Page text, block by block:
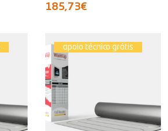
185,73€
apoio técnico grátis